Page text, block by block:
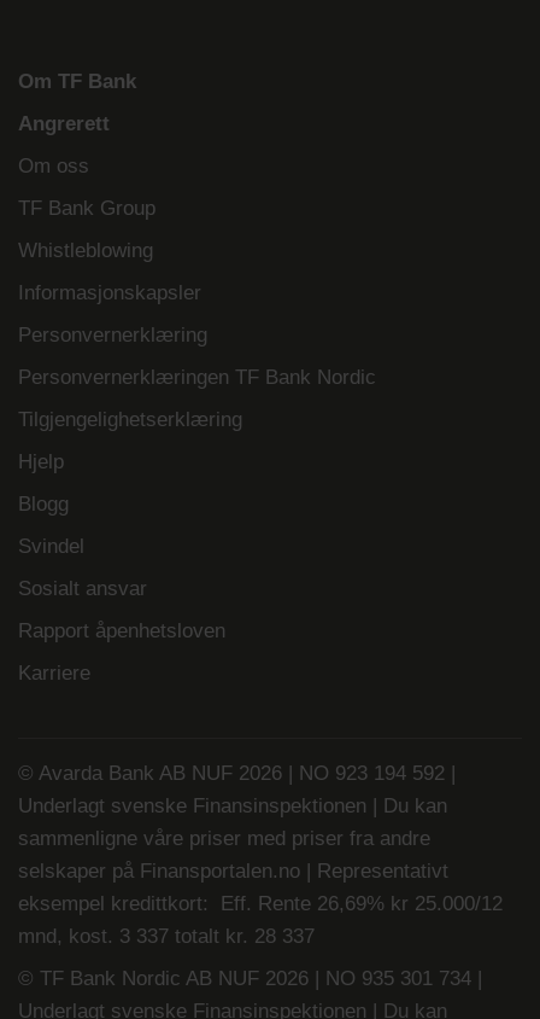
Om TF Bank
Angrerett
Om oss
TF Bank Group
Whistleblowing
Informasjonskapsler
Personvernerklæring
Personvernerklæringen TF Bank Nordic
Tilgjengelighetserklæring
Hjelp
Blogg
Svindel
Sosialt ansvar
Rapport åpenhetsloven
Karriere
© Avarda Bank AB NUF 2026 | NO 923 194 592 |
Underlagt svenske Finansinspektionen | Du kan
sammenligne våre priser med priser fra andre
selskaper på Finansportalen.no | Representativt
eksempel kredittkort: Eff. Rente 26,69% kr 25.000/12
mnd, kost. 3 337 totalt kr. 28 337
© TF Bank Nordic AB NUF 2026 | NO 935 301 734 |
Underlagt svenske Finansinspektionen | Du kan